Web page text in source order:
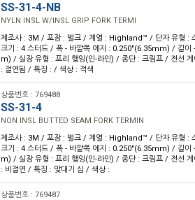
SS-31-4-NB
NYLN INSL W/INSL GRIP FORK TERMI
제조사 : 3M / 포장 : 벌크 / 계열 : Highland™ / 단자 유형 :
크기 : 4 스터드 / 폭 - 바깥쪽 에지 : 0.250"(6.35mm) / 길
m) / 실장 유형 : 프리 행잉(인-라인) / 종단 : 크림프 / 전선
: 절연됨 / 특징 : / 색상 : 적색
상품번호 : 769488
SS-31-4
NON INSL BUTTED SEAM FORK TERMIN
제조사 : 3M / 포장 : 벌크 / 계열 : Highland™ / 단자 유형 :
크기 : 4 스터드 / 폭 - 바깥쪽 에지 : 0.250"(6.35mm) / 길
m) / 실장 유형 : 프리 행잉(인-라인) / 종단 : 크림프 / 전선
: 비절연 / 특징 : 맞대기 심 / 색상 :
상품번호 : 769487